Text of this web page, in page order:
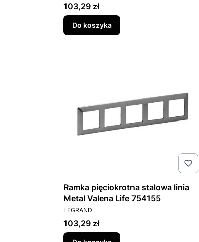
Cena
103,29 zł
Do koszyka
Ramka pięciokrotna stalowa linia
Metal Valena Life 754155
PRODUCENT
LEGRAND
Cena
103,29 zł